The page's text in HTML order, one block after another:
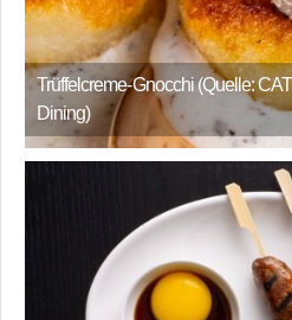
Trüffelcreme-Gnocchi (Quelle:
Dining)